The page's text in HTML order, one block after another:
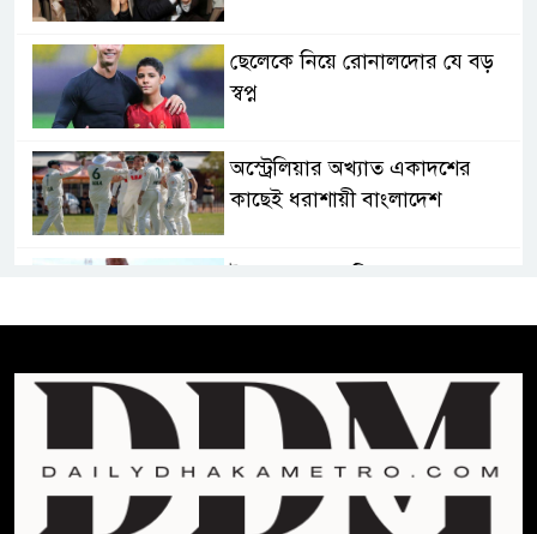
ছেলেকে নিয়ে রোনালদোর যে বড়
স্বপ্ন
অস্ট্রেলিয়ার অখ্যাত একাদশের
কাছেই ধরাশায়ী বাংলাদেশ
ট্রাম্পের ৪০ কোটি ডলারের ‘বলরুম
শেখ হাসিনার বক্তব্যে ভারতের
সমর্থন নেই : রণধীর জয়সওয়াল
শেখ হাসিনা দেশে ফিরে আসুক,